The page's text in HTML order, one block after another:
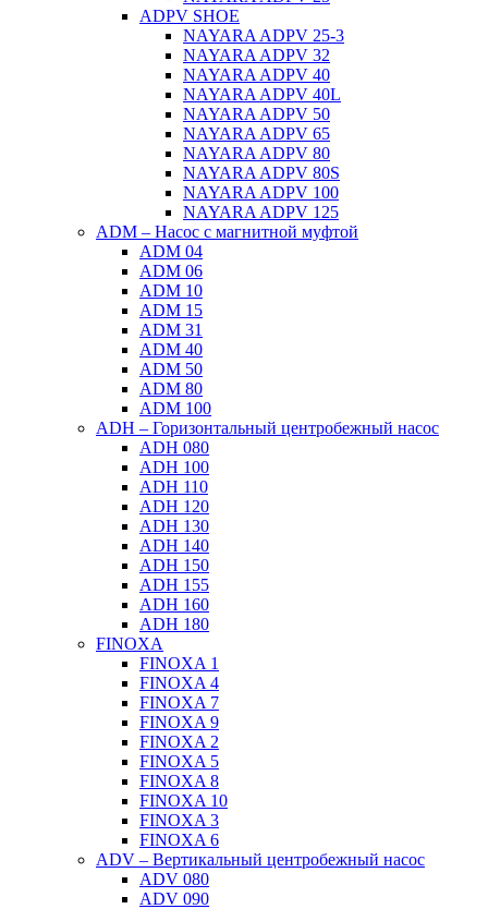
ADPV SHOE
NAYARA ADPV 25-3
NAYARA ADPV 32
NAYARA ADPV 40
NAYARA ADPV 40L
NAYARA ADPV 50
NAYARA ADPV 65
NAYARA ADPV 80
NAYARA ADPV 80S
NAYARA ADPV 100
NAYARA ADPV 125
ADM – Насос с магнитной муфтой
ADM 04
ADM 06
ADM 10
ADM 15
ADM 31
ADM 40
ADM 50
ADM 80
ADM 100
ADH – Горизонтальный центробежный насос
ADH 080
ADH 100
ADH 110
ADH 120
ADH 130
ADH 140
ADH 150
ADH 155
ADH 160
ADH 180
FINOXA
FINOXA 1
FINOXA 4
FINOXA 7
FINOXA 9
FINOXA 2
FINOXA 5
FINOXA 8
FINOXA 10
FINOXA 3
FINOXA 6
ADV – Вертикальный центробежный насос
ADV 080
ADV 090